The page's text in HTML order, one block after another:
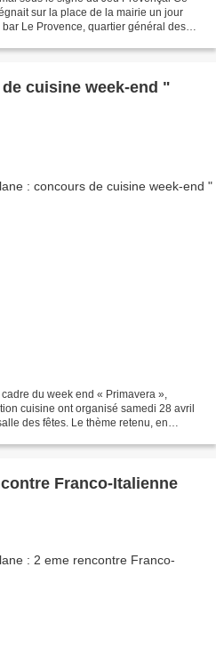
sur la place de la mairie un jour
Le Provence, quartier général des
cuisine week-end "
du week end « Primavera »,
cuisine ont organisé samedi 28 avril
des fêtes. Le thème retenu, en
Franco-Italienne